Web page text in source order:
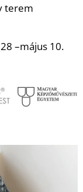
terem
–május 10.